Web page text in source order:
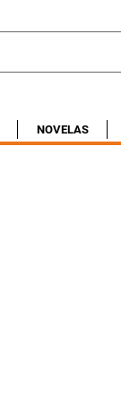
NOVELAS